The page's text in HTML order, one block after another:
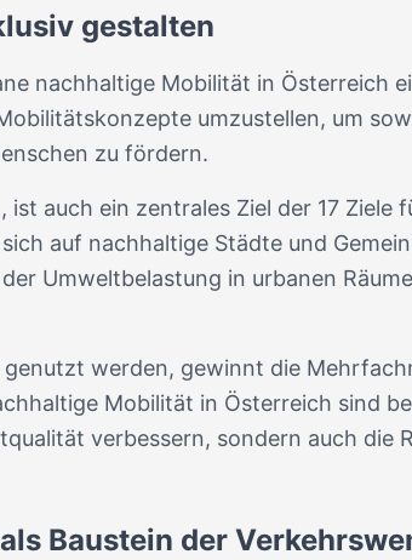
gestalten
nachhaltige Mobilität in Österreich
umzustellen, um
zu fördern.
auch ein zentrales Ziel der 17 Ziele
auf nachhaltige Städte und
Umweltbelastung in urbanen
werden, gewinnt die
Mobilität in Österreich sind
verbessern, sondern auch die
Baustein der